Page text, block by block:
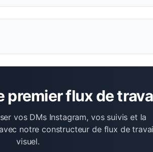
premier flux de
vos DMs Instagram, vos suivis et la
notre constructeur de flux de
visuel.